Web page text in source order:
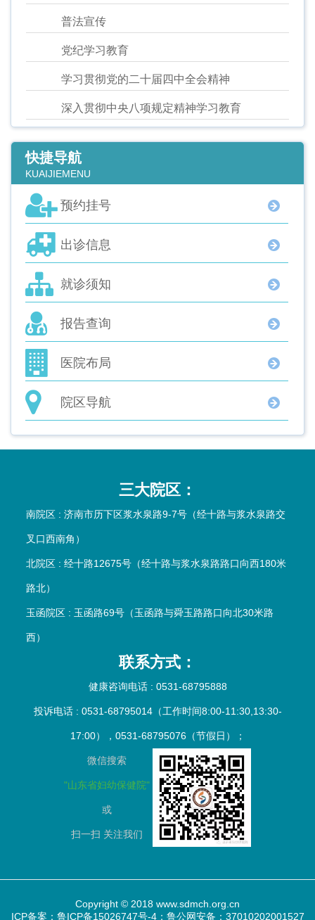
普法宣传
党纪学习教育
学习贯彻党的二十届四中全会精神
深入贯彻中央八项规定精神学习教育
快捷导航
KUAIJIEMENU
预约挂号
出诊信息
就诊须知
报告查询
医院布局
院区导航
三大院区：
南院区 : 济南市历下区浆水泉路9-7号（经十路与浆水泉路交
叉口西南角）
北院区 : 经十路12675号（经十路与浆水泉路路口向西180米
路北）
玉函院区 : 玉函路69号（玉函路与舜玉路路口向北30米路
西）
联系方式：
健康咨询电话 : 0531-68795888
投诉电话 : 0531-68795014（工作时间8:00-11:30,13:30-
17:00），0531-68795076（节假日）；
微信搜索
"山东省妇幼保健院"
或
扫一扫 关注我们
Copyright © 2018 www.sdmch.org.cn
ICP备案：鲁ICP备15026747号-4； 鲁公网安备：37010202001527